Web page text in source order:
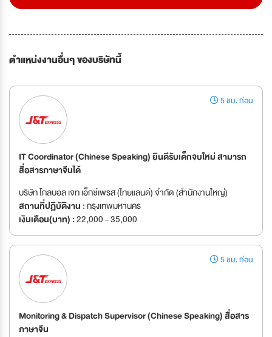
ตำแหน่งงานอื่นๆ ของบริษัทนี้
5 ชม. ก่อน
IT Coordinator (Chinese Speaking) ยินดีรับเด็กจบใหม่ สามารถ
สื่อสารภาษาจีนได้
บริษัท โกลบอล เจท เอ็กซ์เพรส (ไทยแลนด์) จำกัด (สำนักงานใหญ่)
สถานที่ปฏิบัติงาน :กรุงเทพมหานคร
เงินเดือน(บาท) :22,000 - 35,000
5 ชม. ก่อน
Monitoring & Dispatch Supervisor (Chinese Speaking) สื่อสาร
ภาษาจีน